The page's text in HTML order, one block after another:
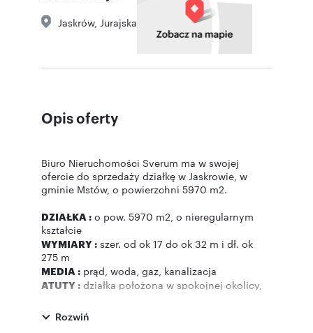
Jaskrów, Jurajska
Opis oferty
Biuro Nieruchomości Sverum ma w swojej
ofercie do sprzedaży działkę w Jaskrowie, w
gminie Mstów, o powierzchni 5970 m2.
DZIAŁKA : o pow. 5970 m2, o nieregularnym
kształcie
WYMIARY : szer. od ok 17 do ok 32 m i dł. ok
275 m
MEDIA : prąd, woda, gaz, kanalizacja
ATUTY : działka położona w spokojnej okolicy,
Nieruchomość gruntowa niezabudowana jest
Rozwiń